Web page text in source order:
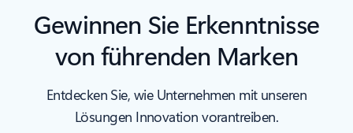
Gewinnen Sie Erkenntnisse
von führenden Marken
Entdecken Sie, wie Unternehmen mit unseren
Lösungen Innovation vorantreiben.